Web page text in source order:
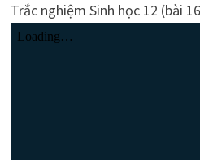
Trắc nghiệm Sinh học 12 (bài